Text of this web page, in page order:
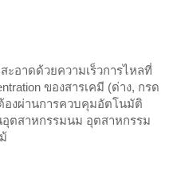
ะอาดด้วยความเร็วการไหลที่
ของสารเคมี (ด่าง, กรด
องผ่านการควบคุมอัตโนมัติ
ตสาหกรรมนม อุตสาหกรรม